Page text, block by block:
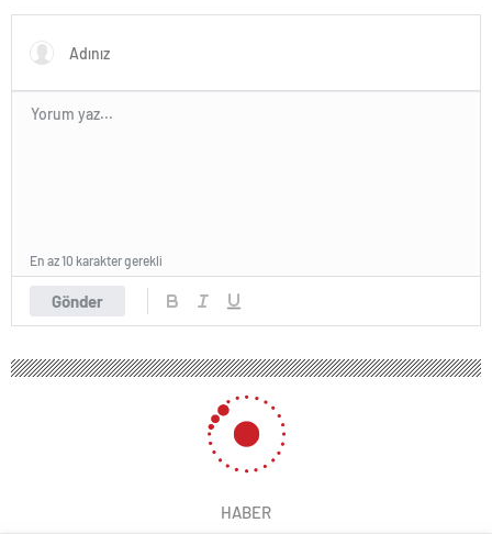
Gönder
En az 10 karakter gerekli
HABER